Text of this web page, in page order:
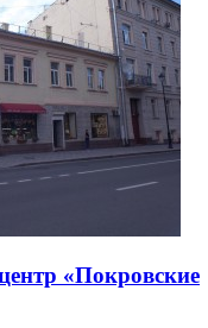
«Покровские